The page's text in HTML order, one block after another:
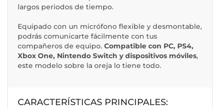
largos periodos de tiempo.
Equipado con un micrófono flexible y desmontable,
podrás comunicarte fácilmente con tus
compañeros de equipo. Compatible con PC, PS4,
Xbox One, Nintendo Switch y dispositivos móviles,
este modelo sobre la oreja lo tiene todo.
CARACTERÍSTICAS PRINCIPALES: